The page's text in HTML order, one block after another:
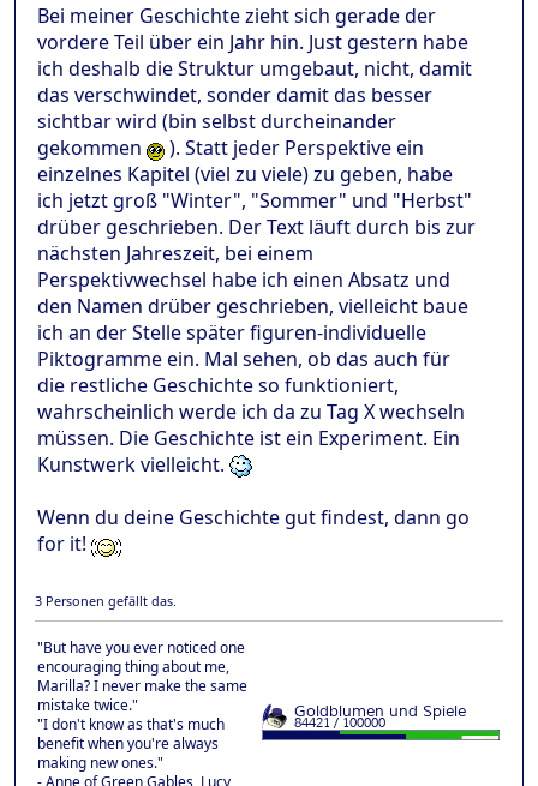
Bei meiner Geschichte zieht sich gerade der
vordere Teil über ein Jahr hin. Just gestern habe
ich deshalb die Struktur umgebaut, nicht, damit
das verschwindet, sonder damit das besser
sichtbar wird (bin selbst durcheinander
gekommen
). Statt jeder Perspektive ein
einzelnes Kapitel (viel zu viele) zu geben, habe
ich jetzt groß "Winter", "Sommer" und "Herbst"
drüber geschrieben. Der Text läuft durch bis zur
nächsten Jahreszeit, bei einem
Perspektivwechsel habe ich einen Absatz und
den Namen drüber geschrieben, vielleicht baue
ich an der Stelle später figuren-individuelle
Piktogramme ein. Mal sehen, ob das auch für
die restliche Geschichte so funktioniert,
wahrscheinlich werde ich da zu Tag X wechseln
müssen. Die Geschichte ist ein Experiment. Ein
Kunstwerk vielleicht.
Wenn du deine Geschichte gut findest, dann go
for it!
3 Personen gefällt das.
"But have you ever noticed one
encouraging thing about me,
Marilla? I never make the same
mistake twice."
"I don't know as that's much
benefit when you're always
making new ones."
- Anne of Green Gables, Lucy